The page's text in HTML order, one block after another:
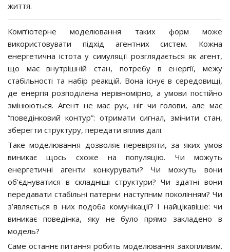
життя.
Комп’ютерне моделювання таких форм може
використовувати підхід агентних систем. Кожна
енергетична істота у симуляції розглядається як агент,
що має внутрішній стан, потребу в енергії, межу
стабільності та набір реакцій. Вона існує в середовищі,
де енергія розподілена нерівномірно, а умови постійно
змінюються. Агент не має рук, ніг чи голови, але має
“поведінковий контур”: отримати сигнал, змінити стан,
зберегти структуру, передати вплив далі.
Таке моделювання дозволяє перевіряти, за яких умов
виникає щось схоже на популяцію. Чи можуть
енергетичні агенти конкурувати? Чи можуть вони
об’єднуватися в складніші структури? Чи здатні вони
передавати стабільні патерни наступним поколінням? Чи
з’являється в них подоба комунікації? І найцікавіше: чи
виникає поведінка, яку не було прямо закладено в
модель?
Саме останнє питання робить моделювання захопливим.